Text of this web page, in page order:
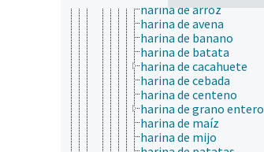
harina de arroz
harina de avena
harina de banano
harina de batata
harina de cacahuete
harina de cebada
harina de centeno
harina de grano entero
harina de maíz
harina de mijo